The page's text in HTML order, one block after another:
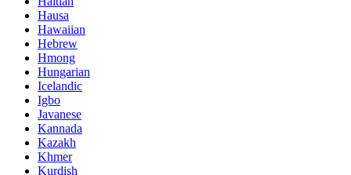
Hausa
Hawaiian
Hebrew
Hmong
Hungarian
Icelandic
Igbo
Javanese
Kannada
Kazakh
Khmer
Kurdish